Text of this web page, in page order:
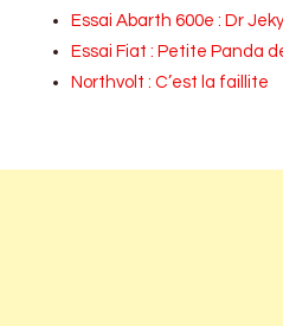
Essai Abarth 600e : Dr
Essai Fiat : Petite Panda
Northvolt : C’est la faillite